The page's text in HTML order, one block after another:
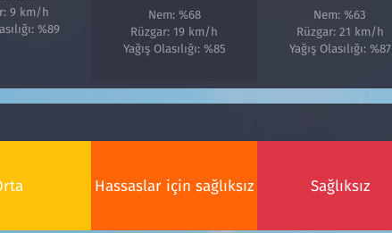
9 km/h
%89
Nem: %68
Rüzgar: 19 km/h
Yağış Olasılığı: %85
Nem: %63
Rüzgar: 21 km/h
Yağış Olasılığı: %87
Hassaslar için sağlıksız Sağlıksız